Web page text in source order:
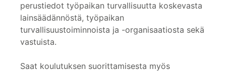
perustiedot työpaikan turvallisuutta koskevasta
lainsäädännöstä, työpaikan
turvallisuustoiminnoista ja -organisaatiosta sekä
vastuista.
Saat koulutuksen suorittamisesta myös